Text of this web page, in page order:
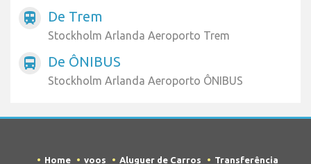
train De Trem
Stockholm Arlanda Aeroporto Trem
directions_bus De ÔNIBUS
Stockholm Arlanda Aeroporto ÔNIBUS
Home voos Aluguer de Carros
Transferência